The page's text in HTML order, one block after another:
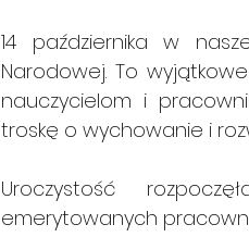
14 października w
Narodowej. To
nauczycielom i
troskę o wychowanie i
Uroczystość
emerytowanych